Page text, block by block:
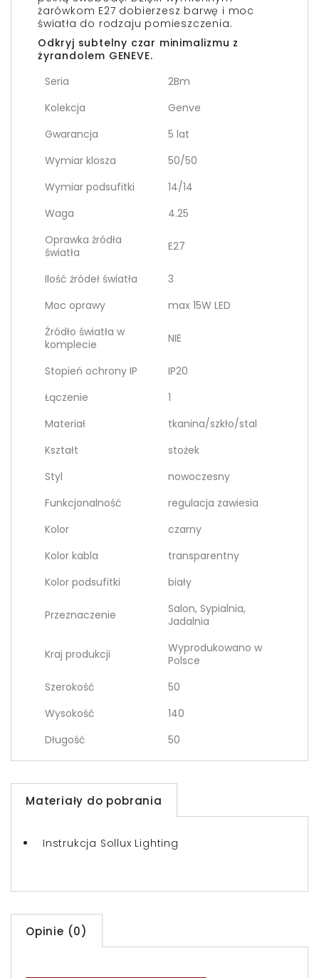
żarówkom E27 dobierzesz barwę i moc
światła do rodzaju pomieszczenia.
Odkryj subtelny czar minimalizmu z
żyrandolem GENEVE.
Seria
2Bm
Kolekcja
Genve
Gwarancja
5 lat
Wymiar klosza
50/50
Wymiar podsufitki
14/14
Waga
4.25
Oprawka źródła
światła
E27
Ilość żródeł światła
3
Moc oprawy
max 15W LED
Źródło światła w
komplecie
NIE
Stopień ochrony IP
IP20
Łączenie
1
Materiał
tkanina/szkło/stal
Kształt
stożek
Styl
nowoczesny
Funkcjonalność
regulacja zawiesia
Kolor
czarny
Kolor kabla
transparentny
Kolor podsufitki
biały
Przeznaczenie
Salon, Sypialnia,
Jadalnia
Kraj produkcji
Wyprodukowano w
Polsce
Szerokość
50
Wysokość
140
Długość
50
Materiały do pobrania
Instrukcja Sollux Lighting
Opinie (0)